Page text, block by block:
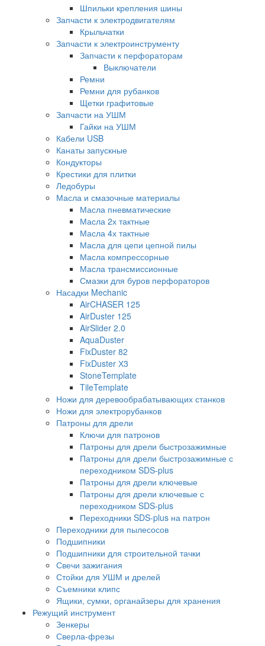
Шпильки крепления шины
Запчасти к электродвигателям
Крыльчатки
Запчасти к электроинструменту
Запчасти к перфораторам
Выключатели
Ремни
Ремни для рубанков
Щетки графитовые
Запчасти на УШМ
Гайки на УШМ
Кабели USB
Канаты запускные
Кондукторы
Крестики для плитки
Ледобуры
Масла и смазочные материалы
Масла пневматические
Масла 2х тактные
Масла 4х тактные
Масла для цепи цепной пилы
Масла компрессорные
Масла трансмиссионные
Смазки для буров перфораторов
Насадки Mechanic
AirCHASER 125
AirDuster 125
AirSlider 2.0
AquaDuster
FixDuster 82
FixDuster Х3
StoneTemplate
TileTemplate
Ножи для деревообрабатывающих станков
Ножи для электрорубанков
Патроны для дрели
Ключи для патронов
Патроны для дрели быстрозажимные
Патроны для дрели быстрозажимные с
переходником SDS-plus
Патроны для дрели ключевые
Патроны для дрели ключевые с
переходником SDS-plus
Переходники SDS-plus на патрон
Переходники для пылесосов
Подшипники
Подшипники для строительной тачки
Свечи зажигания
Стойки для УШМ и дрелей
Съемники клипс
Ящики, сумки, органайзеры для хранения
Режущий инструмент
Зенкеры
Сверла-фрезы